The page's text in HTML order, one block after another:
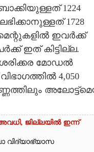
1224
1728
ഇവർക്ക്‌
ഇത്‌ കിട്ടില്ല.
മോഡൽ
4,050
ജില്ലയിൽ ഇന്ന്